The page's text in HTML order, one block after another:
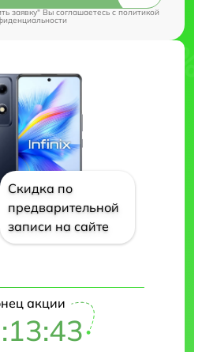
заявку" Вы соглашаетесь cполитикой
Скидка по
предварительной
записи на сайте
акции